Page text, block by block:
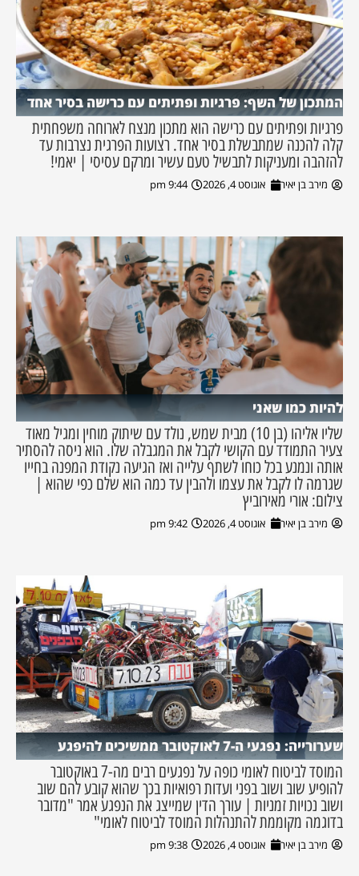
המתכון של השף: פרגיות ופתיתים עם כרישה בסיר אחד
פרגיות ופתיתים עם כרישה הוא מתכון מנצח לארוחה משפחתית
קלה להכנה שמתבשלת בסיר אחד. רצועות הפרגית נצרבות עד
להזהבה ומעניקות לתבשיל טעם עשיר ומרקם עסיסי | יאמי!
מירב בן יאיר אוגוסט 4, 2026 9:44 pm
להיות כמו שאני
שליו אליהו (בן 10) מבית שמש, נולד עם שיתוק מוחין ומגיל מאוד
צעיר התמודד עם הקושי לקבל את המגבלה שלו. הוא ניסה להסתיר
אותה ונמנע בכל כוחו לשתף עלייה ואז הגיעה נקודת המפנה בחייו
שגרמה לו לקבל את עצמו ולהבין עד כמה הוא שלם כפי שהוא |
צילום: אורי מאירוביץ
מירב בן יאיר אוגוסט 4, 2026 9:42 pm
שערורייה: נפגעי ה-7 לאוקטובר ממשיכים להיפגע
המוסד לביטוח לאומי כופה על נפגעים רבים מה-7 באוקטובר
להופיע שוב ושוב בפני ועדות רפואיות בכך שהוא קובע להם שוב
ושוב נכויות זמניות | עורך הדין שמייצג את הנפגע אמר "מדובר
בדוגמה מקוממת להתנהלות המוסד לביטוח לאומי"
מירב בן יאיר אוגוסט 4, 2026 9:38 pm